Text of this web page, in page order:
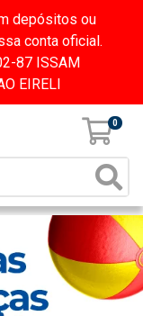
depósitos ou
conta oficial.
87 ISSAM
EIRELI
0